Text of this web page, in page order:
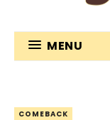
MENU
COMEBACK